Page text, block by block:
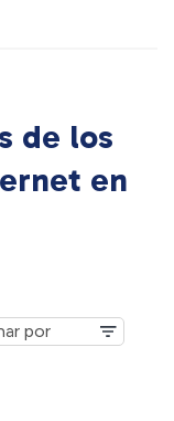
de los
en